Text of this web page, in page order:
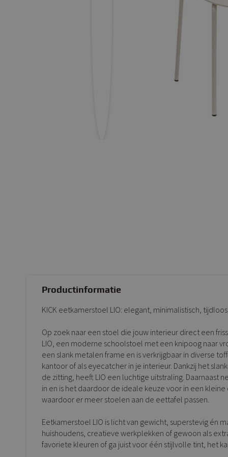
Productinformatie
KICK eetkamerstoel LIO: elegant, minimalistisch,
Op zoek naar een stoel die jouw interieur direct een
LIO, een moderne schoolstoel met een knipoog naar
een slank metalen frame en is verkrijgbaar in diverse
kantoor of als eyecatcher in je interieur. Dankzij het
de zitting, heeft LIO een luchtige uitstraling.
in en is het daardoor de ideale keuze voor in een
waardoor er meer stoelen aan de eettafel passen.
Eetkamerstoel LIO is licht van gewicht, superstevig én
huishoudens, creatieve werkplekken of gewoon als
favoriete kleuren of ga juist voor één stijlvolle tint, het